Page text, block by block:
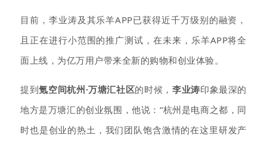
目前，李业涛及其乐羊APP已获得近千万级别的融资，
且正在进行小范围的推广测试，在未来，乐羊APP将全
面上线，为亿万用户带来全新的购物和创业体验。
提到氪空间杭州·万塘汇社区的时候， 李业涛印象最深的
地方是万塘汇的创业氛围，他说：“杭州是电商之都，同
时也是创业的热土，我们团队饱含激情的在这里研发产